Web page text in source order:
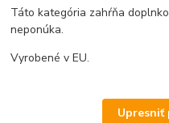
Táto kategória zahŕňa
neponúka.
Vyrobené v EU.
Upresniť